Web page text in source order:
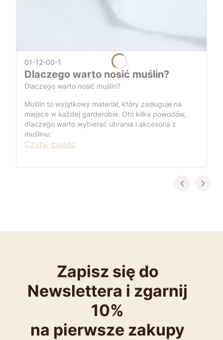
01-12-00-1
Dlaczego warto nosić muślin?
Dlaczego warto nosić muślin?
Muślin to wyjątkowy materiał, który zasługuje na
miejsce w każdej garderobie. Oto kilka powodów,
dlaczego warto wybierać ubrania i akcesoria z
muślinu:
Czytaj całość
Zapisz się do
Newslettera i zgarnij
10%
na pierwsze zakupy